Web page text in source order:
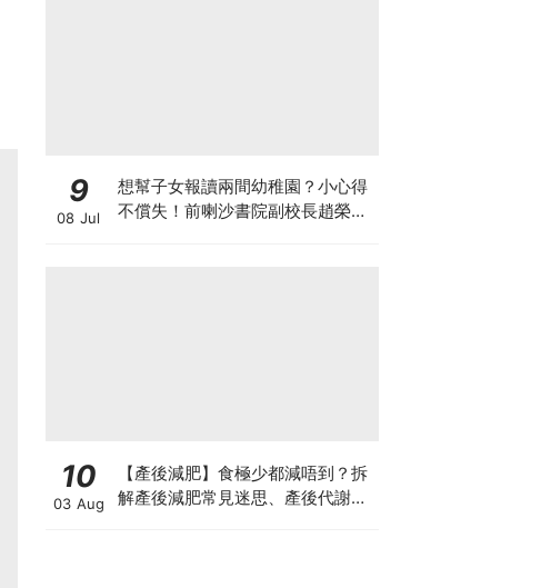
9
08 Jul
想幫子女報讀兩間幼稚園？小心得
不償失！前喇沙書院副校長趙榮
10
03 Aug
【產後減肥】食極少都減唔到？拆
解產後減肥常見迷思、產後代謝、